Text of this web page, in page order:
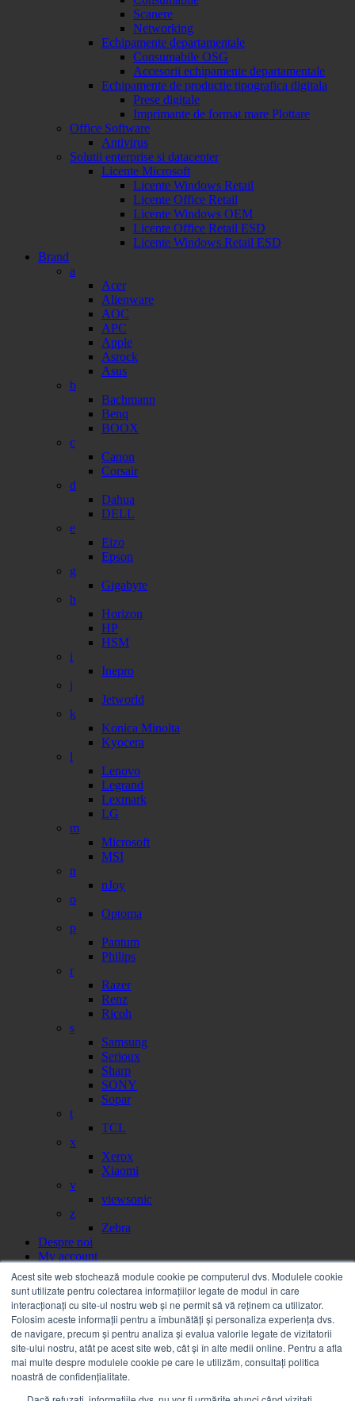
Acest site web stochează module cookie pe computerul dvs. Modulele cookie
sunt utilizate pentru colectarea informațiilor legate de modul în care
interacționați cu site-ul nostru web și ne permit să vă reținem ca utilizator.
Folosim aceste informații pentru a îmbunătăți și personaliza experiența dvs.
de navigare, precum și pentru analiza și evalua valorile legate de vizitatorii
site-ului nostru, atât pe acest site web, cât și în alte medii online. Pentru a afla
mai multe despre modulele cookie pe care le utilizăm, consultați politica
noastră de confidențialitate.
Scanere
Networking
Echipamente departamentale
Consumabile OSG
Accesorii echipamente departamentale
Echipamente de productie tipografica digitala
Prese digitale
Imprimante de format mare Plottare
Office Software
Antivirus
Solutii enterprise si datacenter
Licente Microsoft
Licente Windows Retail
Licente Office Retail
Licente Windows OEM
Licente Office Retail ESD
Licente Windows Retail ESD
Brand
a
Acer
Alienware
AOC
APC
Apple
Asrock
Asus
b
Bachmann
Benq
BOOX
c
Canon
Corsair
d
Dahua
DELL
e
Eizo
Epson
g
Gigabyte
h
Horizon
HP
HSM
i
Inepro
j
Jetworld
k
Konica Minolta
Kyocera
l
Lenovo
Legrand
Lexmark
LG
m
Microsoft
MSI
n
nJoy
o
Optoma
p
Pantum
Philips
r
Razer
Renz
Ricoh
s
Samsung
Serioux
Sharp
SONY
Sopar
t
TCL
x
Xerox
Xiaomi
v
viewsonic
z
Zebra
Despre noi
My account
Partener
Portal facturi
Sesizare
Citire contor
Help
Servicii
Service on call
Estico – Soluții de Print & IT pentru Companii
FSMA – Full Service Maintenance Agreement